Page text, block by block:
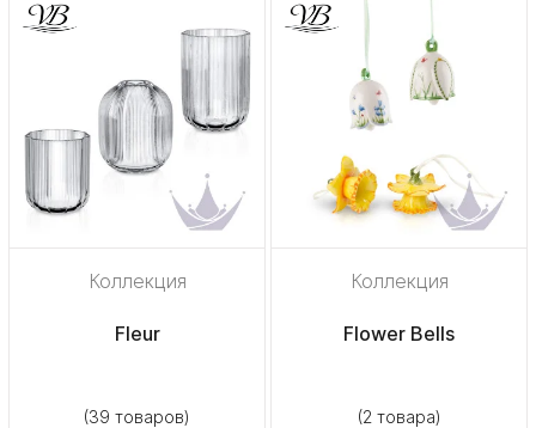
Коллекция
Fleur
(39 товаров)
Коллекция
Flower Bells
(2 товара)